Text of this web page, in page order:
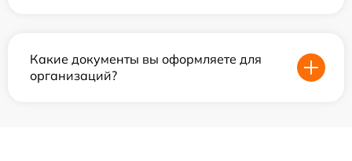
Какие документы вы оформляете для
организаций?